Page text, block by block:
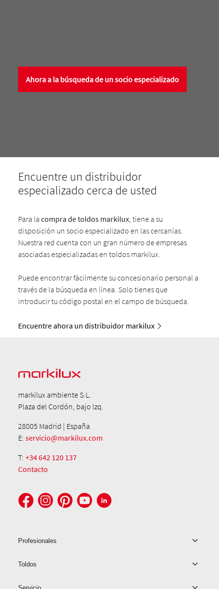
Ahora a la búsqueda de un socio especializado
Encuentre un distribuidor
especializado cerca de usted
Para lacompra de toldos markilux, tiene a su
disposición un socio especializado en las cercanías.
Nuestra red cuenta con un gran número de empresas
asociadas especializadas en toldos markilux.
Puede encontrar fácilmente su concesionario personal a
través de la búsqueda en línea. Solo tienes que
introducir tu código postal en el campo de búsqueda.
Encuentre ahora un distribuidor markilux
markilux ambiente S.L.
Plaza del Cordón, bajo lzq.
28005 Madrid | España
E:servicio@markilux.com
T:+34 642 120 137
Contacto
Profesionales
Toldos